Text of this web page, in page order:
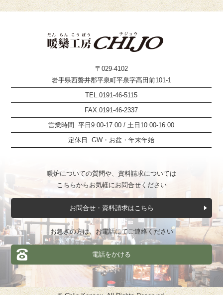
〒029-4102
岩手県西磐井郡平泉町平泉字高田前101-1
TEL.0191-46-5115
FAX.0191-46-2337
営業時間. 平日9:00-17:00 / 土日10:00-16:00
定休日. GW・お盆・年末年始
暖炉についての質問や、資料請求については
こちらからお気軽にお問合せください
お問合せ・資料請求はこちら
お急ぎの方は、お電話にてご連絡ください
電話をかける